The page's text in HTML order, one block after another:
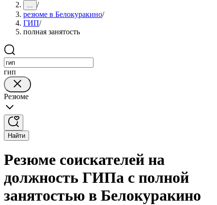
... /
резюме в Белокуракино/
ГИП/
полная занятость
гип
Резюме
Найти
Резюме соискателей на
должность ГИПа с полной
занятостью в Белокуракино